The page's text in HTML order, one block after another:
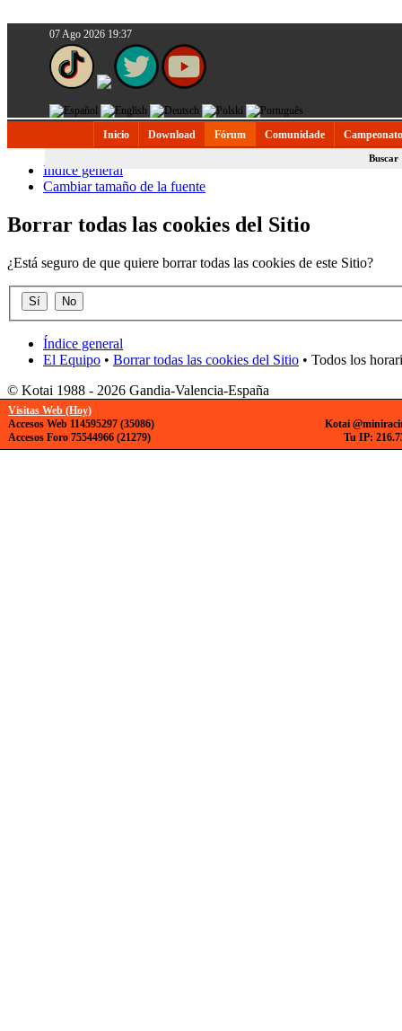
07 Ago 2026 19:37
Inicio Download Fórum Comunidade
Buscar
Índice general
Cambiar tamaño de la fuente
Borrar todas las cookies del Sitio
¿Está seguro de que quiere borrar todas las cookies de este Sitio?
Índice general
El Equipo • Borrar todas las cookies del Sitio • Todos los
© Kotai 1988 - 2026 Gandia-Valencia-España
Visitas Web (Hoy)
Accesos Web 114595297 (35086)
Accesos Foro 75544966 (21279)
Kotai
Tu IP: